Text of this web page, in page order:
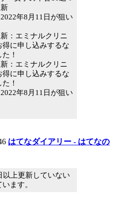
年8月11日が狙い
：エミナルクリニ
得に申し込みするな
！
：エミナルクリニ
得に申し込みするな
！
年8月11日が狙い
はてなダイアリー - はてなの
以上更新していない
ます。